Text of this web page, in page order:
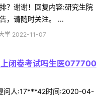
？谢谢！回复内容:研究生院
，请随时关注。 ...
学 2022-11-07
闭卷考试吗生医077700
问人:17***42时间:2020-04-